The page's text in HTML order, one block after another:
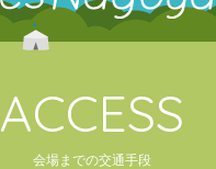
ACCESS
会場までの交通手段